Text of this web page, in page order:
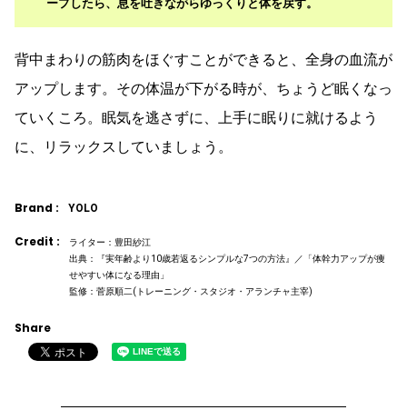
ープしたら、息を吐きながらゆっくりと体を戻す。
背中まわりの筋肉をほぐすことができると、全身の血流が
アップします。その体温が下がる時が、ちょうど眠くなっ
ていくころ。眠気を逃さずに、上手に眠りに就けるよう
に、リラックスしていましょう。
Brand : YOLO
Credit :
ライター：豊田紗江
出典：『実年齢より10歳若返るシンプルな7つの方法』／「体幹力アップが痩
せやすい体になる理由」
監修：菅原順二(トレーニング・スタジオ・アランチャ主宰)
Share